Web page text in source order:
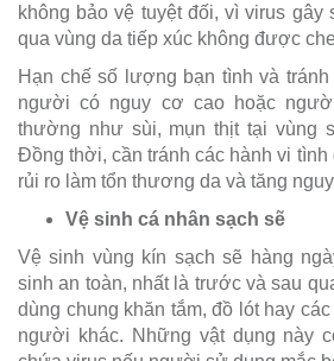
không bảo vệ tuyệt đối, vì virus gây
qua vùng da tiếp xúc không được
Hạn chế số lượng bạn tình và
người có nguy cơ cao hoặc
thường như sùi, mụn thịt tại vùng
Đồng thời, cần tránh các hành vi tình
rủi ro làm tổn thương da và tăng
Vệ sinh cá nhân sạch sẽ
Vệ sinh vùng kín sạch sẽ hàng
sinh an toàn, nhất là trước và sau
dùng chung khăn tắm, đồ lót hay
người khác. Những vật dụng này